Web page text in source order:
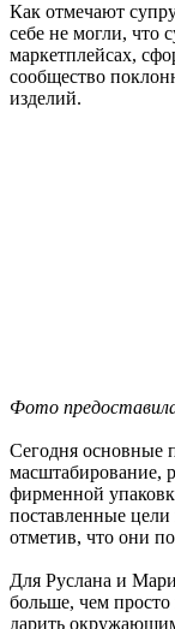
Как отмечают
себе не могли, что
маркетплейсах,
сообщество
изделий.
Фото
Сегодня
масштабирование,
фирменной
поставленные
отметив, что они
Для Руслана и
больше, чем
дарить